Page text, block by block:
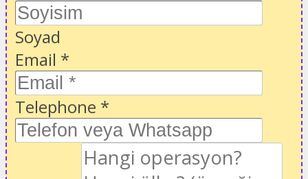
Soyad
Email *
Telephone *